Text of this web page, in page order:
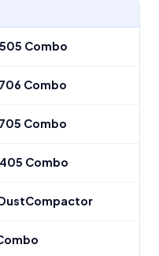
Combo
Combo
Combo
Combo